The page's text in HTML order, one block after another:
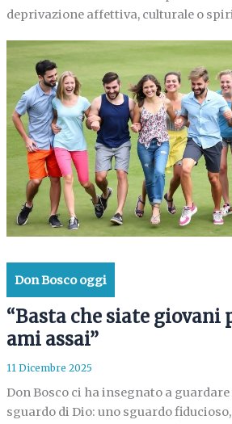
deprivazione affettiva, culturale o
Don Bosco oggi
“Basta che siate giovani
ami assai”
11 Dicembre 2025
Don Bosco ci ha insegnato a
sguardo di Dio: uno sguardo